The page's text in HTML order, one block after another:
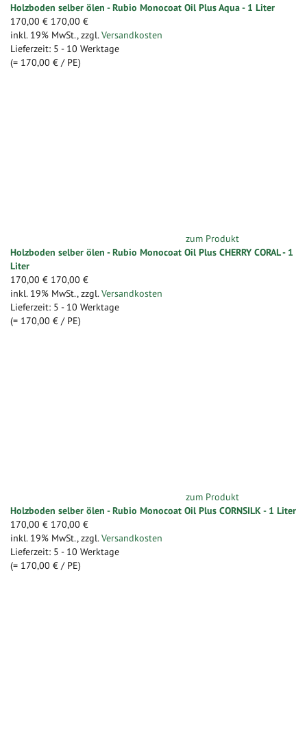
Holzboden selber ölen - Rubio Monocoat Oil Plus Aqua - 1 Liter
170,00 € 170,00 €
inkl. 19% MwSt., zzgl. Versandkosten
Lieferzeit: 5 - 10 Werktage
(= 170,00 € / PE)
zum Produkt
Holzboden selber ölen - Rubio Monocoat Oil Plus CHERRY CORAL - 1
Liter
170,00 € 170,00 €
inkl. 19% MwSt., zzgl. Versandkosten
Lieferzeit: 5 - 10 Werktage
(= 170,00 € / PE)
zum Produkt
Holzboden selber ölen - Rubio Monocoat Oil Plus CORNSILK - 1 Liter
170,00 € 170,00 €
inkl. 19% MwSt., zzgl. Versandkosten
Lieferzeit: 5 - 10 Werktage
(= 170,00 € / PE)